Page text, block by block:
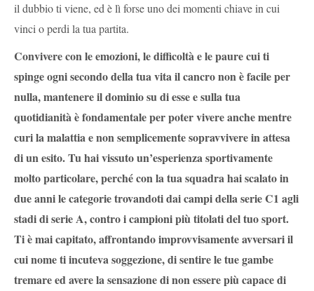
il dubbio ti viene, ed è lì forse uno dei momenti chiave in cui
vinci o perdi la tua partita.
Convivere con le emozioni, le difficoltà e le paure cui ti
spinge ogni secondo della tua vita il cancro non è facile per
nulla, mantenere il dominio su di esse e sulla tua
quotidianità è fondamentale per poter vivere anche mentre
curi la malattia e non semplicemente sopravvivere in attesa
di un esito. Tu hai vissuto un’esperienza sportivamente
molto particolare, perché con la tua squadra hai scalato in
due anni le categorie trovandoti dai campi della serie C1 agli
stadi di serie A, contro i campioni più titolati del tuo sport.
Ti è mai capitato, affrontando improvvisamente avversari il
cui nome ti incuteva soggezione, di sentire le tue gambe
tremare ed avere la sensazione di non essere più capace di